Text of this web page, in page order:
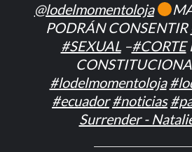
@lodelmomentoloja
PODRÁN CONSENTIR
#SEXUAL–#CORTE
#lodelmomentoloja
#ecuador #noticias
Surrender -